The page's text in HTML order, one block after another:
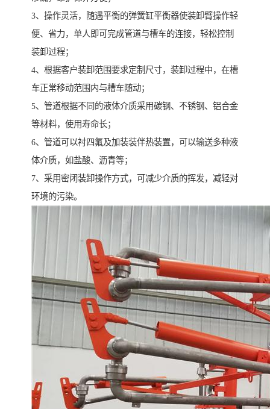
3、操作灵活，随遇平衡的弹簧缸平衡器使装卸臂操作轻
便、省力，单人即可完成管道与槽车的连接，轻松控制
装卸过程；
4、根据客户装卸范围要求定制尺寸，装卸过程中，在槽
车正常移动范围内与槽车随动；
5、管道根据不同的液体介质采用碳钢、不锈钢、铝合金
等材料，使用寿命长；
6、管道可以衬四氟及加装装伴热装置，可以输送多种液
体介质，如盐酸、沥青等；
7、采用密闭装卸操作方式，可减少介质的挥发，减轻对
环境的污染。